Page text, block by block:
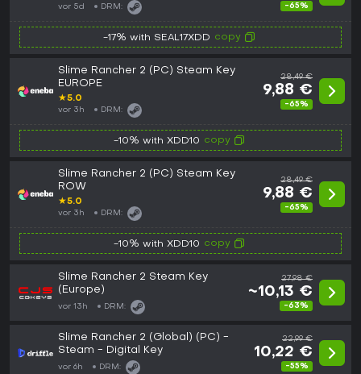
vor 5d DRM: -65%
-17% with SEAL17XDD copy
Slime Rancher 2 (PC) Steam Key
EUROPE
★5.0
vor 3h DRM:
28,49 €
9,88 €
-65%
-10% with XDD10 copy
Slime Rancher 2 (PC) Steam Key
ROW
★5.0
vor 3h DRM:
28,49 €
9,88 €
-65%
-10% with XDD10 copy
Slime Rancher 2 Steam Key
(Europe)
vor 13h DRM:
27,98 €
~10,13 €
-63%
Slime Rancher 2 (Global) (PC) -
Steam - Digital Key
vor 6h DRM:
22,99 €
10,22 €
-55%